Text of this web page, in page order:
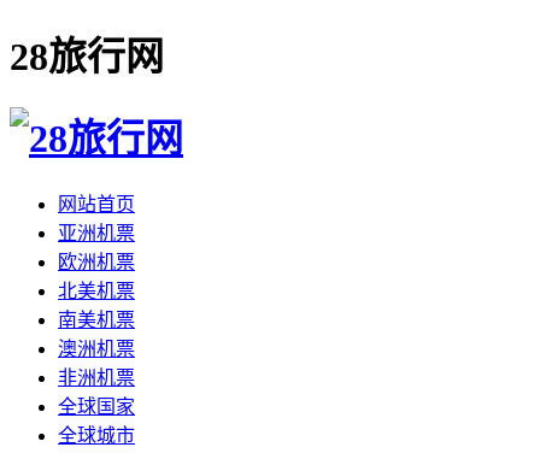
28旅行网
网站首页
亚洲机票
欧洲机票
北美机票
南美机票
澳洲机票
非洲机票
全球国家
全球城市